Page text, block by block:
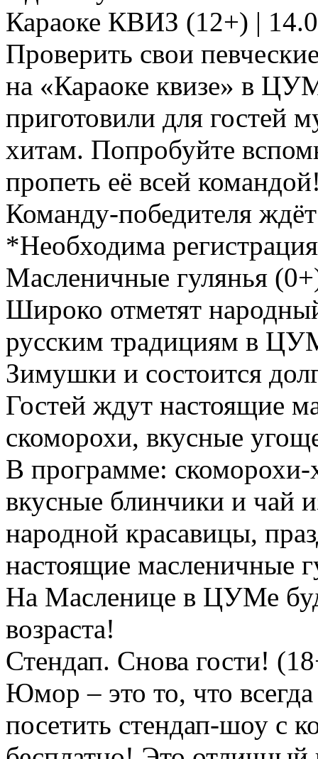
Караоке КВИЗ (12+) |
Проверить свои
на «Караоке квизе» в
приготовили для гостей
хитам. Попробуйте
пропеть её всей
Команду-победителя
*Необходима
Масленичные гулянья
Широко отметят
русским традициям в
Зимушки и состоится
Гостей ждут настоящие
скоморохи, вкусные
В программе:
вкусные блинчики и чай
народной красавицы,
настоящие масленичные
На Масленице в ЦУМе
возраста!
Стендап. Снова гости!
Юмор – это то, что
посетить стендап-шоу с